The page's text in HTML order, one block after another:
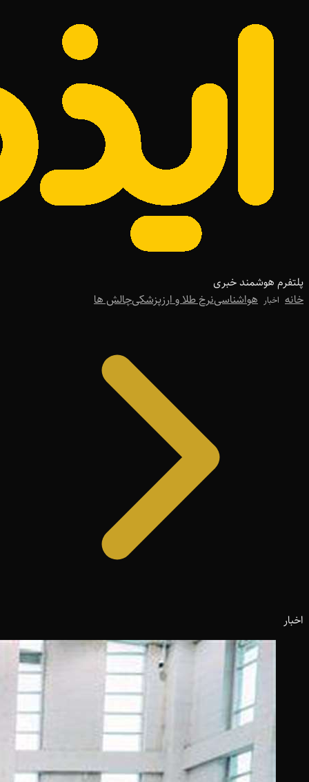
پلتفرم هوشمند خبری
خانه اخبار هواشناسینرخ طلا و ارزپزشکیچالش ها
اخبار